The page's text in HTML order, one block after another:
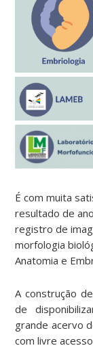
É com muita
resultado de
registro de
morfologia
Anatomia e
A construção
de
grande acervo
com livre